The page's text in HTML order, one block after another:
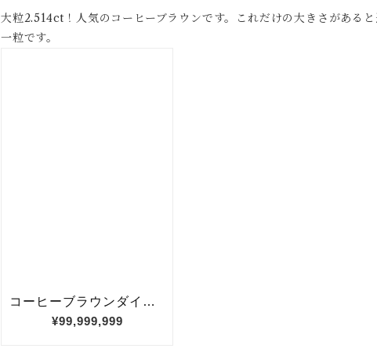
大粒2.514ct！人気のコーヒーブラウンです。これだけの大きさがある
一粒です。